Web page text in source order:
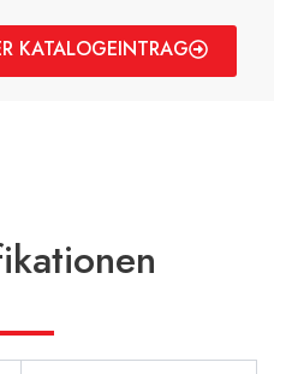
KATALOGEINTRAG